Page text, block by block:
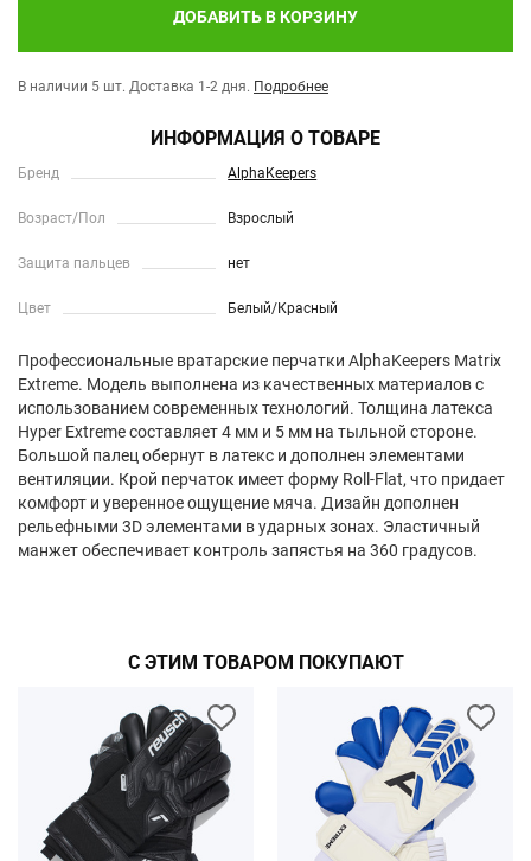
ДОБАВИТЬ В КОРЗИНУ
В наличии 5 шт. Доставка 1-2 дня. Подробнее
ИНФОРМАЦИЯ О ТОВАРЕ
Бренд AlphaKeepers
Возраст/Пол Взрослый
Защита пальцев нет
Цвет Белый/Красный
Профессиональные вратарские перчатки AlphaKeepers Matrix
Extreme. Модель выполнена из качественных материалов с
использованием современных технологий. Толщина латекса
Hyper Extreme составляет 4 мм и 5 мм на тыльной стороне.
Большой палец обернут в латекс и дополнен элементами
вентиляции. Крой перчаток имеет форму Roll-Flat, что придает
комфорт и уверенное ощущение мяча. Дизайн дополнен
рельефными 3D элементами в ударных зонах. Эластичный
манжет обеспечивает контроль запястья на 360 градусов.
С ЭТИМ ТОВАРОМ ПОКУПАЮТ